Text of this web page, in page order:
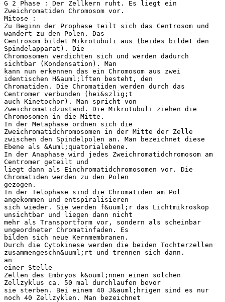
G 2 Phase : Der Zellkern ruht. Es liegt ein
Zweichromatiden Chromosom vor.
Mitose :
Zu Beginn der Prophase teilt sich das Centrosom und
wandert zu den Polen. Das
Centrosom bildet Mikrotubuli aus (beides bildet den
Spindelapparat). Die
Chromosomen verdichten sich und werden dadurch
sichtbar (Kondensation). Man
kann nun erkennen das ein Chromosom aus zwei
identischen H&auml;lften besteht, den
Chromatiden. Die Chromatiden werden durch das
Centromer verbunden (hei&szlig;t
auch Kinetochor). Man spricht von
Zweichromatidzustand. Die Mikrotubuli ziehen die
Chromosomen in die Mitte.
In der Metaphase ordnen sich die
Zweichromatidchromosomen in der Mitte der Zelle
zwischen den Spindelpolen an. Man bezeichnet diese
Ebene als &Auml;quatorialebene.
In der Anaphase wird jedes Zweichromatidchromosom am
Centromer geteilt und
liegt dann als Einchromatidchromosomen vor. Die
Chromatiden werden zu den Polen
gezogen.
In der Telophase sind die Chromatiden am Pol
angekommen und entspiralisieren
sich wieder. Sie werden f&uuml;r das Lichtmikroskop
unsichtbar und liegen dann nicht
mehr als Transportform vor, sondern als scheinbar
ungeordneter Chromatinfaden. Es
bilden sich neue Kernmembranen.
Durch die Cytokinese werden die beiden Tochterzellen
zusammengeschn&uuml;rt und trennen sich dann.
an
einer Stelle
Zellen des Embryos k&ouml;nnen einen solchen
Zellzyklus ca. 50 mal durchlaufen bevor
sie sterben. Bei einem 40 J&auml;hrigen sind es nur
noch 40 Zellzyklen. Man bezeichnet